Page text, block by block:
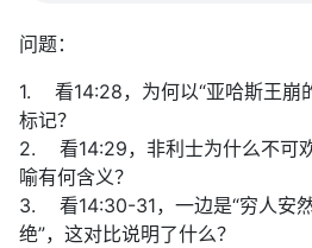
问题：
1. 看14:28，为何以“亚哈斯王崩
标记？
2. 看14:29，非利士为什么不可
喻有何含义？
3. 看14:30-31，一边是“穷人安
绝”，这对比说明了什么？